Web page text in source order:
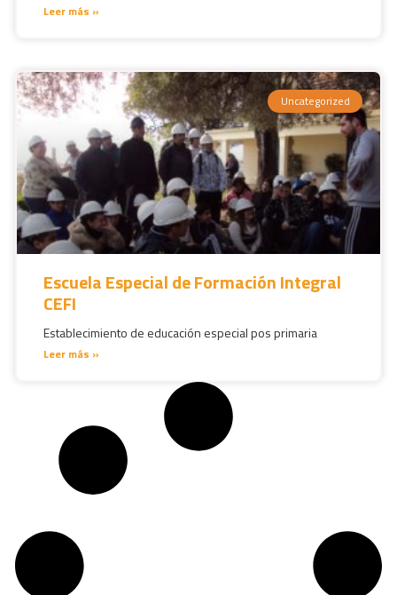
Leer más »
Uncategorized
Escuela Especial de Formación Integral
CEFI
Establecimiento de educación especial pos primaria
Leer más »